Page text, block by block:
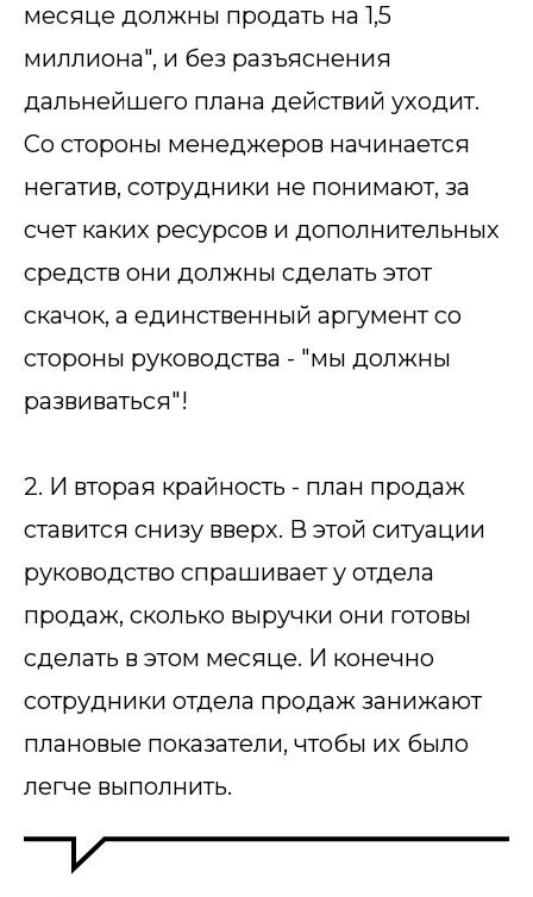
месяце должны продать на 1,5
миллиона", и без разъяснения
дальнейшего плана действий уходит.
Со стороны менеджеров начинается
негатив, сотрудники не понимают, за
счет каких ресурсов и дополнительных
средств они должны сделать этот
скачок, а единственный аргумент со
стороны руководства - "мы должны
развиваться"!
2. И вторая крайность - план продаж
ставится снизу вверх. В этой ситуации
руководство спрашивает у отдела
продаж, сколько выручки они готовы
сделать в этом месяце. И конечно
сотрудники отдела продаж занижают
плановые показатели, чтобы их было
легче выполнить.